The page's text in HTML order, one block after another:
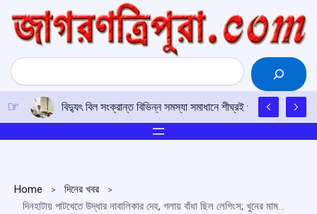
content
Search
বিদ্যুৎ বিল সংক্রান্ত বিভিন্ন সমস্যা সমাধানে শীঘ্রই প্রয়োজনীয় পদক্ষেপ
Home
দিনের খবর
দিনহাটায় পাটখেতে উদ্ধার নাবালিকার দেহ, গলায় বাঁধা ছিল লেগিংস; খুনের মামলা রুজু